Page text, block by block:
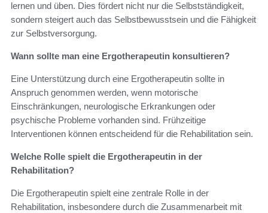
lernen und üben. Dies fördert nicht nur die Selbstständigkeit,
sondern steigert auch das Selbstbewusstsein und die Fähigkeit
zur Selbstversorgung.
Wann sollte man eine Ergotherapeutin konsultieren?
Eine Unterstützung durch eine Ergotherapeutin sollte in
Anspruch genommen werden, wenn motorische
Einschränkungen, neurologische Erkrankungen oder
psychische Probleme vorhanden sind. Frühzeitige
Interventionen können entscheidend für die Rehabilitation sein.
Welche Rolle spielt die Ergotherapeutin in der
Rehabilitation?
Die Ergotherapeutin spielt eine zentrale Rolle in der
Rehabilitation, insbesondere durch die Zusammenarbeit mit